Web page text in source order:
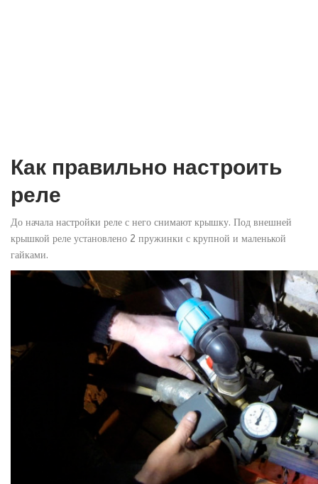
Как правильно настроить
реле
До начала настройки реле с него снимают крышку. Под внешней
крышкой реле установлено 2 пружинки с крупной и маленькой
гайками.